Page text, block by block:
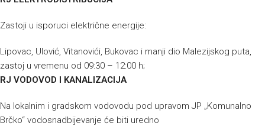
Zastoji u isporuci električne energije:
Lipovac, Ulović, Vitanovići, Bukovac i manji dio Malezijskog puta,
zastoj u vremenu od 09:30 – 12:00 h;
RJ VODOVOD I KANALIZACIJA
Na lokalnim i gradskom vodovodu pod upravom JP „Komunalno
Brčko“ vodosnadbijevanje će biti uredno